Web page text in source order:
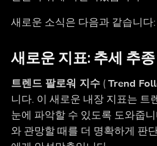
새로운 소식은 다음과 같습니다:
새로운 지표: 추세 추
트렌드 팔로워 지수(Trend
니다. 이 새로운 내장 지표는 트
눈에 파악할 수 있도록 도와줍
와 관망할 때를 더 명확하게 판